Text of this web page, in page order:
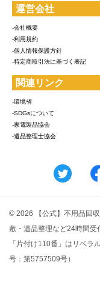
運営会社
-会社概要
-利用規約
-個人情報保護方針
-特定商取引法に基づく表記
関連リンク
-環境省
-SDGsについて
-家電製品協会
-遺品整理士協会
© 2026 【公式】不用品回
敷・遺品整理など24時間受
「片付け110番」はリベラ
号：第5757509号）